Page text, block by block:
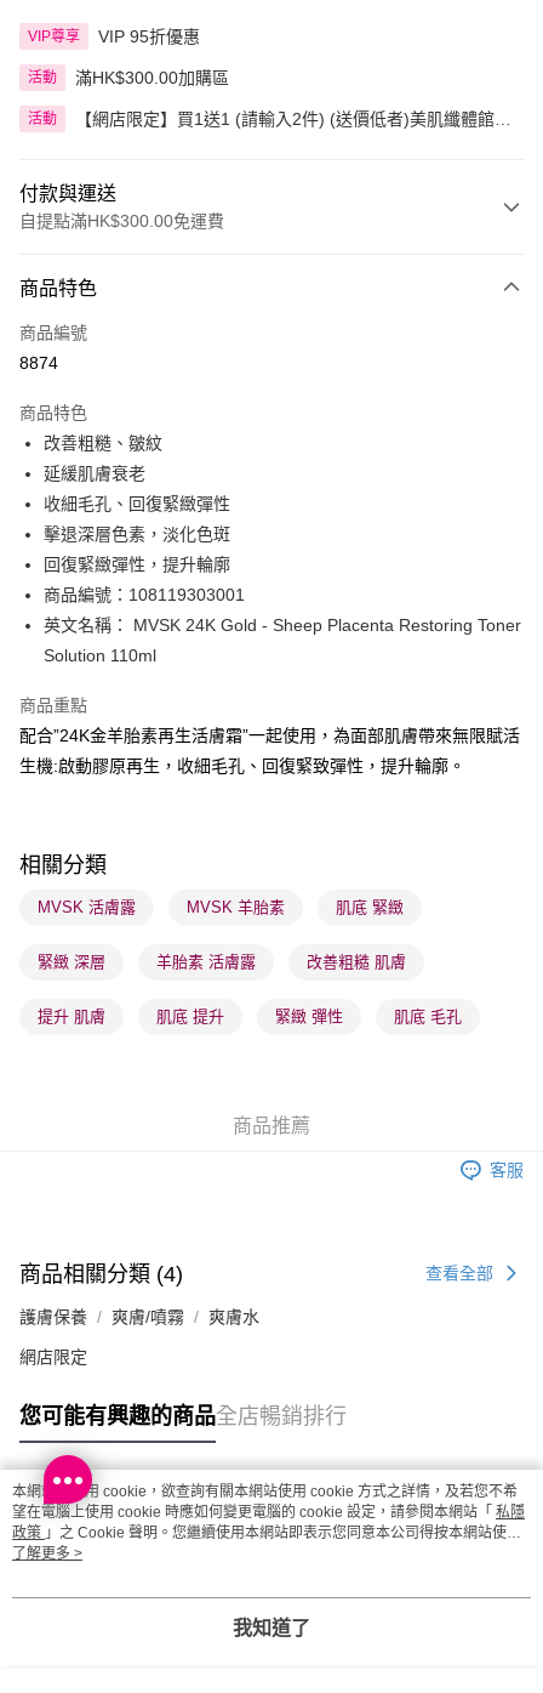
VIP尊享 VIP 95折優惠
活動 滿HK$300.00加購區
活動
【網店限定】買1送1 (請輸入2件) (送價低者)美肌纖體館精
付款與運送
自提點滿HK$300.00免運費
信用卡
Apple Pay
PayMe
WeChat Pay
BoC Pay
送貨方式
順豐自助櫃 - 確認發貨後1-3個工作天送達
每筆HK$65.00，滿HK$300.00或以上免運費
順豐站及營業點 - 確認發貨後1-3個工作天送達
每筆HK$65.00，滿HK$300.00或以上免運費
取。逾期會取消訂單，並不會安排重寄
每筆HK$20.00，滿HK$100.00或以上免運費
取。逾期會取消訂單，並不會安排重寄
商品特色
商品編號
8874
商品特色
改善粗糙、皺紋
延緩肌膚衰老
收細毛孔、回復緊緻彈性
擊退深層色素，淡化色斑
回復緊緻彈性，提升輪廓
商品編號：108119303001
英文名稱： MVSK 24K Gold - Sheep Placenta Restoring Toner
Solution 110ml
商品重點
配合”24K金羊胎素再生活膚霜”一起使用，為面部肌膚帶來無限賦活
生機:啟動膠原再生，收細毛孔、回復緊致彈性，提升輪廓。
相關分類
MVSK 活膚露 MVSK 羊胎素 肌底 緊緻
緊緻 深層 羊胎素 活膚露 改善粗糙 肌膚
提升 肌膚 肌底 提升 緊緻 彈性 肌底 毛孔
商品推薦
客服
商品相關分類 (4) 查看全部
護膚保養 爽膚/噴霧 爽膚水
網店限定
您可能有興趣的商品全店暢銷排行
熱門標籤
熱銷排行
本網站中使用 cookie，欲查詢有關本網站使用 cookie 方式之詳情，及若您不希
望在電腦上使用 cookie 時應如何變更電腦的 cookie 設定，請參閱本網站「 私隱
政策 」之 Cookie 聲明。您繼續使用本網站即表示您同意本公司得按本網站使用
條款之 Cookie 聲明使用 cookie。
了解更多 >
我知道了